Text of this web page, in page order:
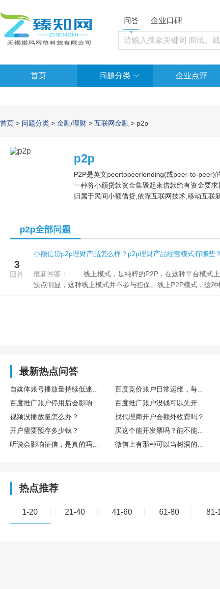
问答 企业口碑
首页 问题分类 企业点评
首页 > 问题分类 > 金融/理财 > 互联网金融 > p2p
p2p
P2P是英文peertopeerlending(或peer-to-peer)
一种将小额贷款资金集聚起來借款给有资金要
归属于民间小额借贷,依靠互联网技术,移动互联
p2p全部问题
3
回答
小额信贷p2p理财产品怎么样？p2p理财产品经营模式有哪些
最新回答：
缺点明显，这种线上模式并不参与担保。线上P2P模式，这种
最新热点问答
视频没播放量怎么办？
找代理商开户会额外收费吗？
开户需要预存多少钱？
热点推荐
1-20 21-40 41-60 61-80 81-